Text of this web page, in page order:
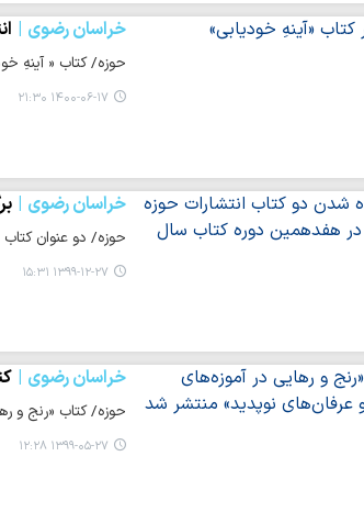
خراسان رضوی
حوزه/ کتاب « آینهِ
۱۴۰۰-۰۶-۱۷ ۲۱:۳۰
خراسان رضوی
حوزه/ دو عنوان
۱۳۹۹-۱۲-۲۷ ۱۵:۳۱
خراسان رضوی
حوزه/ کتاب «رنج و
۱۳۹۹-۰۵-۲۷ ۱۲:۲۸